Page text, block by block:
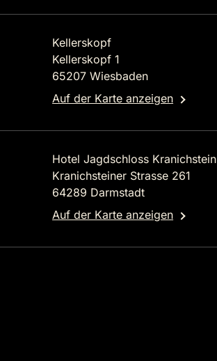
Kellerskopf
Kellerskopf 1
65207 Wiesbaden
Auf der Karte anzeigen
Hotel Jagdschloss Kranichstein
Kranichsteiner Strasse 261
64289 Darmstadt
Auf der Karte anzeigen